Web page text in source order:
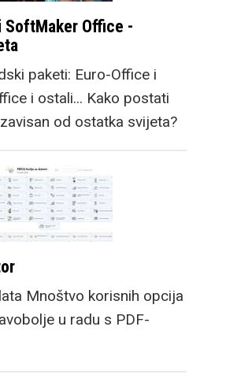
SoftMaker Office -
paketi: Euro-Office i
i ostali... Kako postati
od ostatka svijeta?
Mnoštvo korisnih opcija
u radu s PDF-